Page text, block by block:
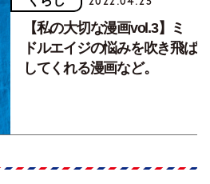
【私の大切な漫画vol.3】ミ
ドルエイジの悩みを吹き飛ば
してくれる漫画など。